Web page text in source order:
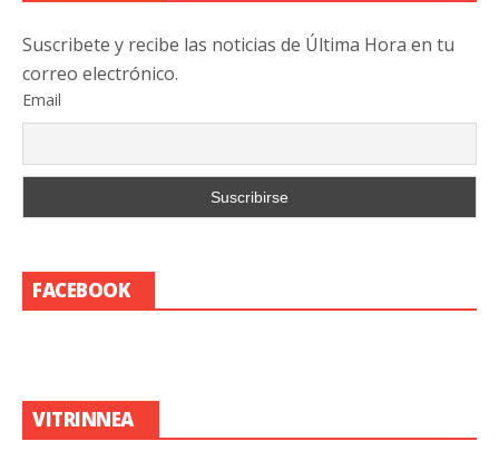
Suscribete y recibe las noticias de Última Hora en tu
correo electrónico.
Email
FACEBOOK
VITRINNEA